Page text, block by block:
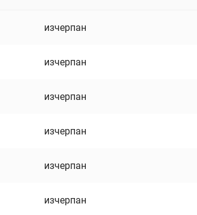
изчерпан
изчерпан
изчерпан
изчерпан
изчерпан
изчерпан